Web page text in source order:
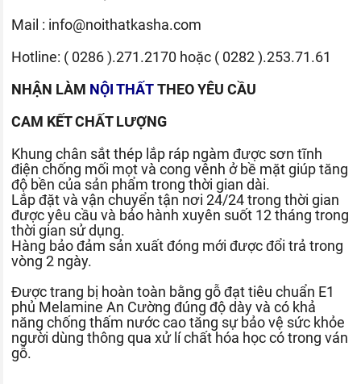
Mail : info@noithatkasha.com
Hotline: ( 0286 ).271.2170 hoặc ( 0282 ).253.71.61
NHẬN LÀM NỘI THẤTTHEO YÊU CẦU
CAM KẾT CHẤT LƯỢNG
Khung chân sắt thép lắp ráp ngàm được sơn tĩnh
điện chống mối mọt và cong vênh ở bề mặt giúp tăng
độ bền của sản phẩm trong thời gian dài.
Lắp đặt và vận chuyển tận nơi 24/24 trong thời gian
được yêu cầu và bảo hành xuyên suốt 12 tháng trong
thời gian sử dụng.
Hàng bảo đảm sản xuất đóng mới được đổi trả trong
vòng 2 ngày.
Được trang bị hoàn toàn bằng gỗ đạt tiêu chuẩn E1
phủ Melamine An Cường đúng độ dày và có khả
năng chống thấm nước cao tăng sự bảo vệ sức khỏe
người dùng thông qua xử lí chất hóa học có trong ván
gỗ.